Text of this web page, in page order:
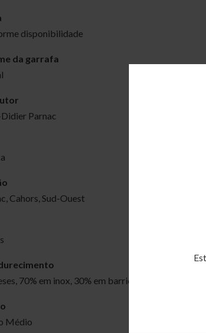
disponibilidade
da garrafa
Parnac
Cahors, Sud-Ouest
70% em inox, 30% em barricas de carvalho
Médio